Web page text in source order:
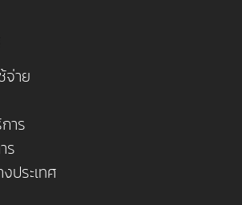
จ่าย
าร
ร
ประเทศ